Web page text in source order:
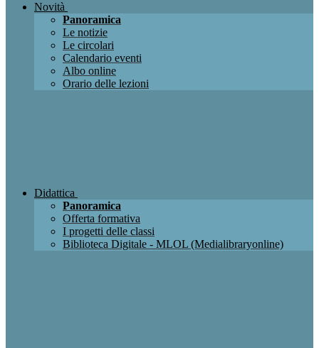
Novità
Panoramica
Le notizie
Le circolari
Calendario eventi
Albo online
Orario delle lezioni
Didattica
Panoramica
Offerta formativa
I progetti delle classi
Biblioteca Digitale - MLOL (Medialibraryonline)